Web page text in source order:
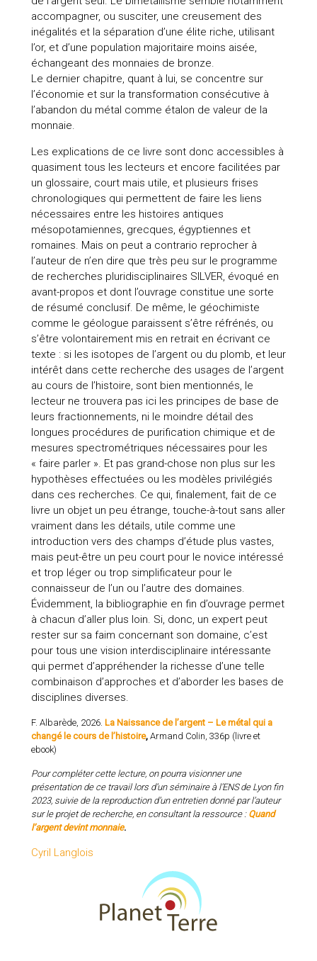
accompagner, ou susciter, une creusement des
inégalités et la séparation d’une élite riche, utilisant
l’or, et d’une population majoritaire moins aisée,
échangeant des monnaies de bronze.
Le dernier chapitre, quant à lui, se concentre sur
l’économie et sur la transformation consécutive à
l’abandon du métal comme étalon de valeur de la
monnaie.
Les explications de ce livre sont donc accessibles à
quasiment tous les lecteurs et encore facilitées par
un glossaire, court mais utile, et plusieurs frises
chronologiques qui permettent de faire les liens
nécessaires entre les histoires antiques
mésopotamiennes, grecques, égyptiennes et
romaines. Mais on peut a contrario reprocher à
l’auteur de n’en dire que très peu sur le programme
de recherches pluridisciplinaires SILVER, évoqué en
avant-propos et dont l’ouvrage constitue une sorte
de résumé conclusif. De même, le géochimiste
comme le géologue paraissent s’être réfrénés, ou
s’être volontairement mis en retrait en écrivant ce
texte : si les isotopes de l’argent ou du plomb, et leur
intérêt dans cette recherche des usages de l’argent
au cours de l’histoire, sont bien mentionnés, le
lecteur ne trouvera pas ici les principes de base de
leurs fractionnements, ni le moindre détail des
longues procédures de purification chimique et de
mesures spectrométriques nécessaires pour les
« faire parler ». Et pas grand-chose non plus sur les
hypothèses effectuées ou les modèles privilégiés
dans ces recherches. Ce qui, finalement, fait de ce
livre un objet un peu étrange, touche-à-tout sans aller
vraiment dans les détails, utile comme une
introduction vers des champs d’étude plus vastes,
mais peut-être un peu court pour le novice intéressé
et trop léger ou trop simplificateur pour le
connaisseur de l’un ou l’autre des domaines.
Évidemment, la bibliographie en fin d’ouvrage permet
à chacun d’aller plus loin. Si, donc, un expert peut
rester sur sa faim concernant son domaine, c’est
pour tous une vision interdisciplinaire intéressante
qui permet d’appréhender la richesse d’une telle
combinaison d’approches et d’aborder les bases de
disciplines diverses.
F. Albarède, 2026. La Naissance de l’argent – Le métal qui a
changé le cours de l’histoire, Armand Colin, 336p (livre et
ebook)
Pour compléter cette lecture, on pourra visionner une
présentation de ce travail lors d’un séminaire à l’ENS de Lyon fin
2023, suivie de la reproduction d’un entretien donné par l’auteur
sur le projet de recherche, en consultant la ressource : Quand
l’argent devint monnaie.
Cyril Langlois